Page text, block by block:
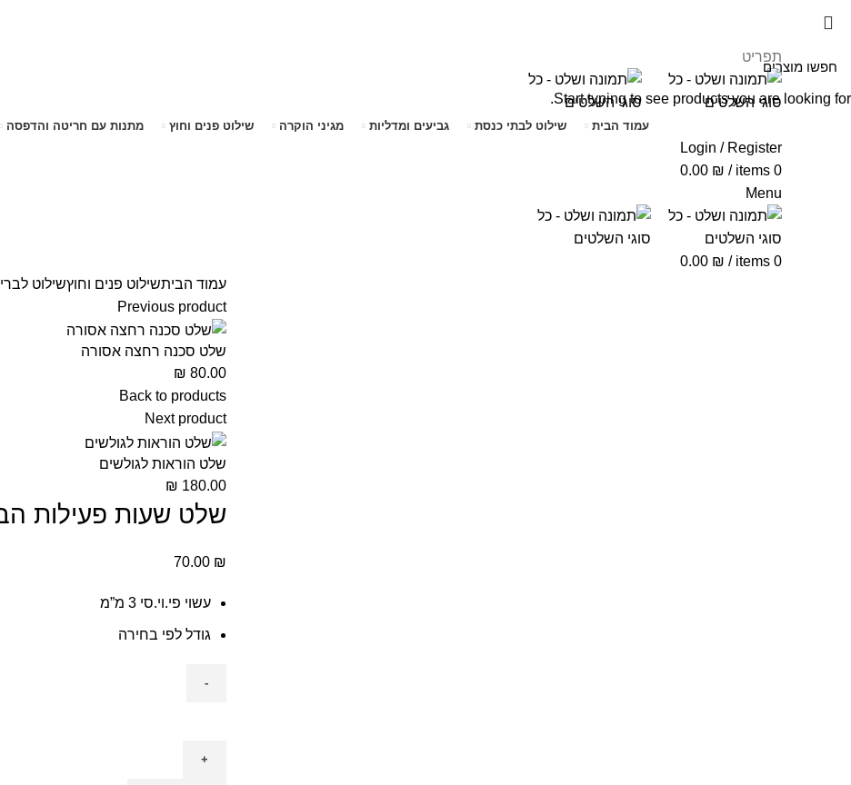
תפריט
עמוד הבית שילוט לבתי כנסת גביעים ומדליות מגיני הוקרה שילוט פנים וחוץ מתנות עם חריטה והדפסה
Login / Register
0
items
/
0.00 ₪
Menu
0
items
/
0.00 ₪
עמוד הביתשילוט פנים וחוץשילוט
Previous product
שלט סכנה רחצה אסורה
80.00
₪
Back to products
Next product
שלט הוראות לגולשים
180.00
₪
שלט שעות פעילות
70.00 ₪
עשוי פי.וי.סי 3 מ”מ
גודל לפי בחירה
Start typing to see products you are looking for.